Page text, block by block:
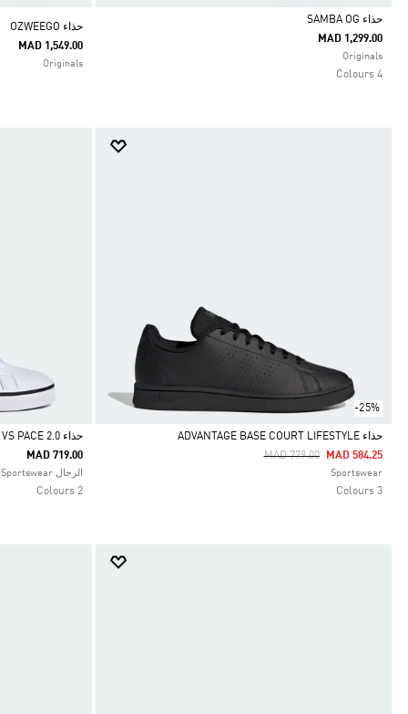
Selected
حذاء SAMBA OG
MAD 1,299.00
Originals
4 Colours
حذاء OZWEEGO
MAD 1,549.00
Originals
-25%
Selected
حذاء ADVANTAGE BASE COURT LIFESTYLE
Price Reduced From
MAD 779.00ToMAD 584.25
Sportswear
3 Colours
Selected
حذاء VS PACE 2.0
MAD 719.00
الرجال Sportswear
2 Colours